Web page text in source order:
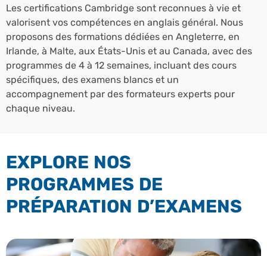
Les certifications Cambridge sont reconnues à vie et
valorisent vos compétences en anglais général. Nous
proposons des formations dédiées en Angleterre, en
Irlande, à Malte, aux États-Unis et au Canada, avec des
programmes de 4 à 12 semaines, incluant des cours
spécifiques, des examens blancs et un
accompagnement par des formateurs experts pour
chaque niveau.
EXPLORE NOS
PROGRAMMES DE
PRÉPARATION D’EXAMENS